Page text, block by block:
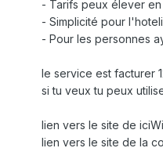
- Tarifs peux élever
- Simplicité pour
- Pour les personnes
le service est facturer
si tu veux tu peux
lien vers le site de
lien vers le site de la